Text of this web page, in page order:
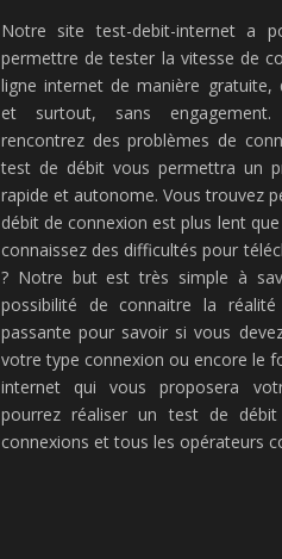
Notre site test-debit-internet a
permettre de tester la vitesse de
ligne internet de manière gratuite,
et surtout, sans
rencontrez des problèmes de
test de débit vous permettra un
rapide et autonome. Vous trouvez
débit de connexion est plus lent que
connaissez des difficultés pour
? Notre but est très simple à
possibilité de connaitre la
passante pour savoir si vous
votre type connexion ou encore le
internet qui vous proposera
pourrez réaliser un test de
connexions et tous les opérateurs